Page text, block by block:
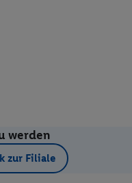
werden
zur Filiale